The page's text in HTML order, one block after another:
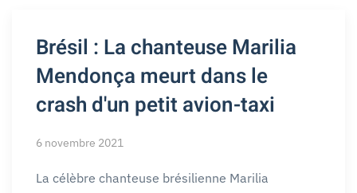
Brésil : La chanteuse Marilia
Mendonça meurt dans le
crash d'un petit avion-taxi
6 novembre 2021
La célèbre chanteuse brésilienne Marilia